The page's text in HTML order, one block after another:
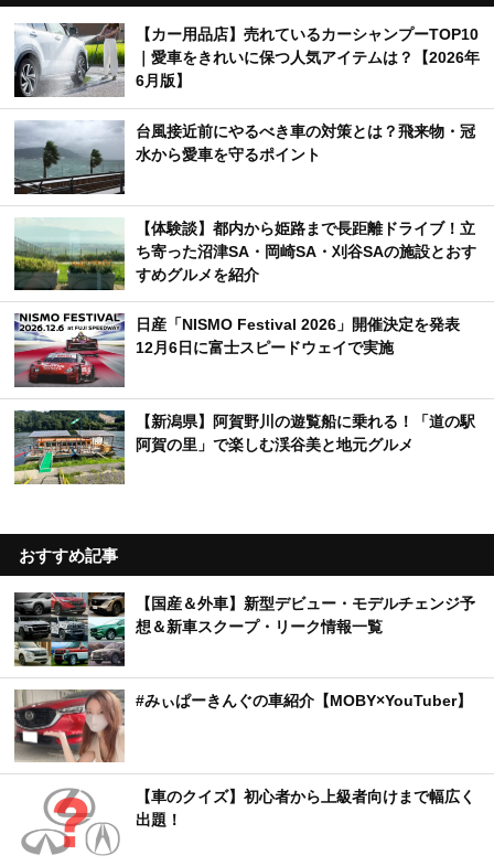
【カー用品店】売れているカーシャンプーTOP10
｜愛車をきれいに保つ人気アイテムは？【2026年
6月版】
台風接近前にやるべき車の対策とは？飛来物・冠
水から愛車を守るポイント
【体験談】都内から姫路まで長距離ドライブ！立
ち寄った沼津SA・岡崎SA・刈谷SAの施設とおす
すめグルメを紹介
日産「NISMO Festival 2026」開催決定を発表
12月6日に富士スピードウェイで実施
【新潟県】阿賀野川の遊覧船に乗れる！「道の駅
阿賀の里」で楽しむ渓谷美と地元グルメ
おすすめ記事
【国産＆外車】新型デビュー・モデルチェンジ予
想＆新車スクープ・リーク情報一覧
#みぃぱーきんぐの車紹介【MOBY×YouTuber】
【車のクイズ】初心者から上級者向けまで幅広く
出題！